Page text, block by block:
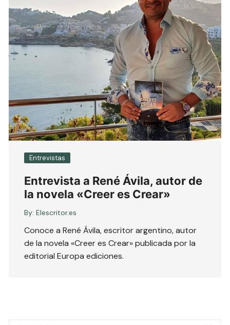
Entrevistas
Entrevista a René Ávila, autor de
la novela «Creer es Crear»
By: Elescritor.es
Conoce a René Ávila, escritor argentino, autor
de la novela «Creer es Crear» publicada por la
editorial Europa ediciones.